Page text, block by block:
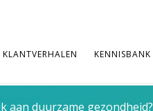
KLANTVERHALEN KENNISBANK
aan duurzame gezondheid?